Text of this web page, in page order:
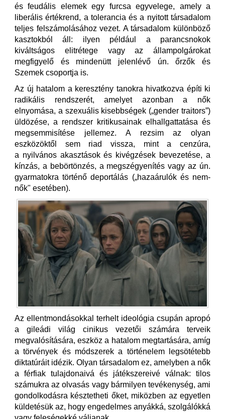
és feudális elemek egy furcsa egyvelege, amely a
liberális értékrend, a tolerancia és a nyitott társadalom
teljes felszámolásához vezet. A társadalom különböző
kasztokból áll: ilyen például a parancsnokok
kiváltságos elitrétege vagy az állampolgárokat
megfigyelő és mindenütt jelenlévő ún. őrzők és
Szemek csoportja is.
Az új hatalom a keresztény tanokra hivatkozva építi ki
radikális rendszerét, amelyet azonban a nők
elnyomása, a szexuális kisebbségek („gender traitors”)
üldözése, a rendszer kritikusainak elhallgattatása és
megsemmisítése jellemez. A rezsim az olyan
eszközöktől sem riad vissza, mint a cenzúra,
a nyilvános akasztások és kivégzések bevezetése, a
kínzás, a bebörtönzés, a megszégyenítés vagy az ún.
gyarmatokra történő deportálás („hazaárulók és nem-
nők" esetében).
Az ellentmondásokkal terhelt ideológia csupán apropó
a gileádi világ cinikus vezetői számára terveik
megvalósítására, eszköz a hatalom megtartására, amíg
a törvények és módszerek a történelem legsötétebb
diktatúráit idézik. Olyan társadalom ez, amelyben a nők
a férfiak tulajdonaivá és játékszereivé válnak: tilos
számukra az olvasás vagy bármilyen tevékenység, ami
gondolkodásra késztetheti őket, miközben az egyetlen
küldetésük az, hogy engedelmes anyákká, szolgálókká